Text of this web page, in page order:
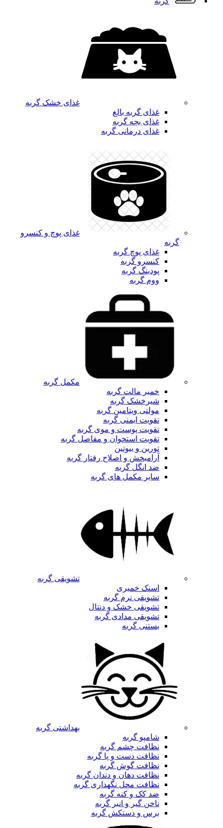
غذای خشک گربه
غذای گربه بالغ
غذای بچه گربه
غذای درمانی گربه
غذای پوچ و کنسرو
گربه
غذای پوچ گربه
کنسرو گربه
پودینگ گربه
ووم گربه
مکمل گربه
خمیر مالت گربه
شیرخشک گربه
مولتی ویتامین گربه
تقویت ایمنی گربه
تقویت پوست و موی گربه
تقویت استخوان و مفاصل گربه
تورین و بیوتین
آرامبخش و اصلاح رفتار گربه
ضد انگل گربه
سایر مکمل های گربه
تشویقی گربه
اسنک خمیری
تشویقی نرم گربه
تشویقی خشک و دنتال
تشویقی مدادی گربه
بستنی گربه
بهداشتی گربه
شامپو گربه
نظافت چشم گربه
نظافت دست و پا گربه
نظافت گوش گربه
نظافت دهان و دندان گربه
نظافت محل نگهداری گربه
ضد کک و کنه گربه
ناخن گیر و انبر گربه
برس و دستکش گربه